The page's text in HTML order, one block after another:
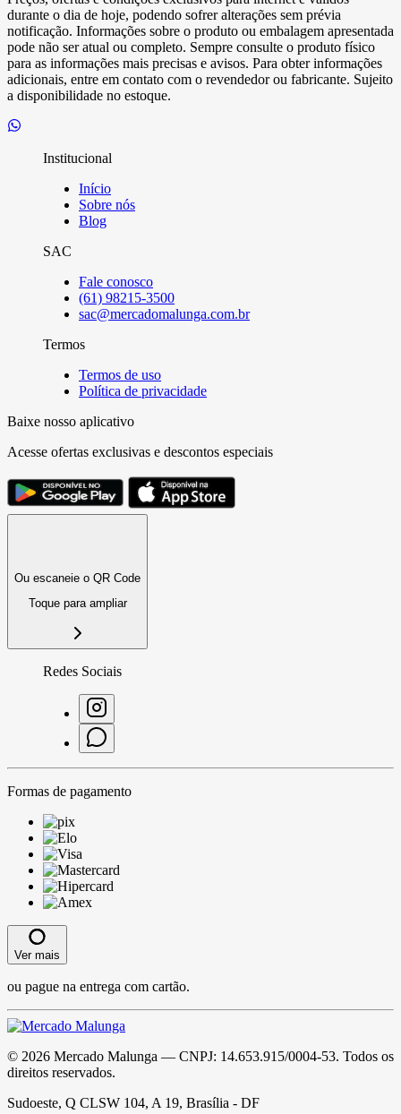
durante o dia de hoje, podendo sofrer alterações sem prévia
notificação. Informações sobre o produto ou embalagem apresentada
pode não ser atual ou completo. Sempre consulte o produto físico
para as informações mais precisas e avisos. Para obter informações
adicionais, entre em contato com o revendedor ou fabricante. Sujeito
a disponibilidade no estoque.
Institucional
Início
Sobre nós
Blog
SAC
Fale conosco
(61) 98215-3500
sac@mercadomalunga.com.br
Termos
Termos de uso
Política de privacidade
Baixe nosso aplicativo
Acesse ofertas exclusivas e descontos especiais
Ou escaneie o QR Code
Toque para ampliar
Redes Sociais
Formas de pagamento
Ver mais
ou pague na entrega com cartão.
© 2026 Mercado Malunga — CNPJ: 14.653.915/0004-53. Todos os
direitos reservados.
Sudoeste, Q CLSW 104, A 19, Brasília - DF